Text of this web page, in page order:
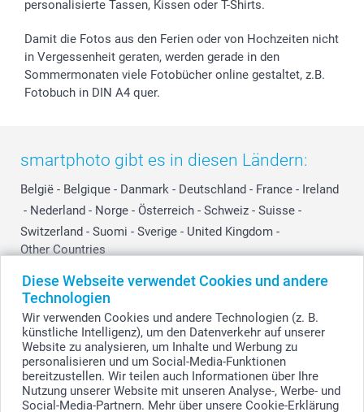
Diese Webseite verwendet Cookies und andere
Technologien
Wir verwenden Cookies und andere Technologien (z. B.
künstliche Intelligenz), um den Datenverkehr auf unserer
Website zu analysieren, um Inhalte und Werbung zu
personalisieren und um Social-Media-Funktionen
bereitzustellen. Wir teilen auch Informationen über Ihre
Nutzung unserer Website mit unseren Analyse-, Werbe- und
Social-Media-Partnern. Mehr über unsere Cookie-Erklärung
smartbonus
personalisierte Tassen, Kissen oder T-Shirts.
Damit die Fotos aus den Ferien oder von Hochzeiten nicht
in Vergessenheit geraten, werden gerade in den
Sommermonaten viele Fotobücher online gestaltet, z.B.
Fotobuch in DIN A4 quer.
smartphoto gibt es in diesen Ländern:
België - Belgique - Danmark - Deutschland - France - Ireland
- Nederland - Norge - Österreich - Schweiz - Suisse -
Switzerland - Suomi - Sverige - United Kingdom -
Other Countries
© smartphoto Group. Alle Rechte vorbehalten.
Alle Preise verstehen sich in Schweizer Franken (CHF) inkl. MwSt. und zzgl.
Versandkosten.